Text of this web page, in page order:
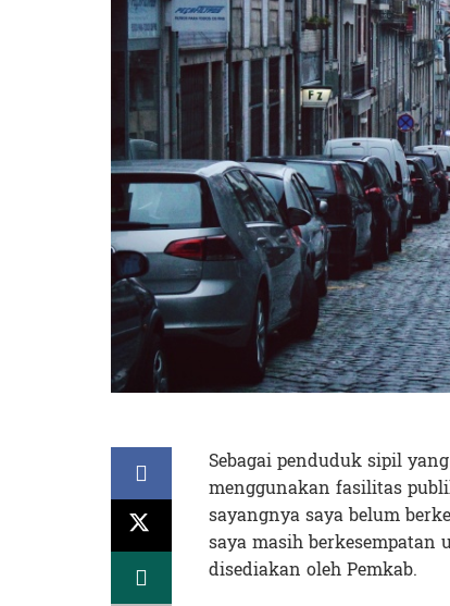
Sebagai penduduk sipil
menggunakan fasilitas
sayangnya saya belum
saya masih
disediakan oleh Pemkab.